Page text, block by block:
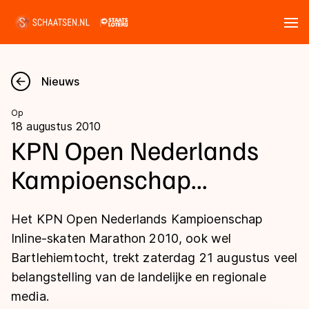
Nieuws
Kalender
Disciplines
Langebaan
Shorttrack
Inlineskaten
Uitslagen
Langebaan
Shorttrack
Marathon
Tijden & historie
Ranglijsten Langebaan
Nieuws
Op
18 augustus 2010
KPN Open Nederlands
Kampioenschap...
Het KPN Open Nederlands Kampioenschap
Inline-skaten Marathon 2010, ook wel
Bartlehiemtocht, trekt zaterdag 21 augustus veel
belangstelling van de landelijke en regionale
media.